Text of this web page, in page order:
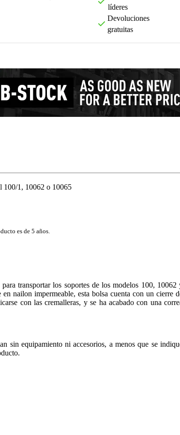
líderes
Devoluciones
gratuitas
100/1, 10062 o 10065
es de 5 años.
transportar los soportes de los modelos 100, 10062
nailon impermeable, esta bolsa cuenta con un cierre
con las cremalleras, y se ha acabado con una
sin equipamiento ni accesorios, a menos que se